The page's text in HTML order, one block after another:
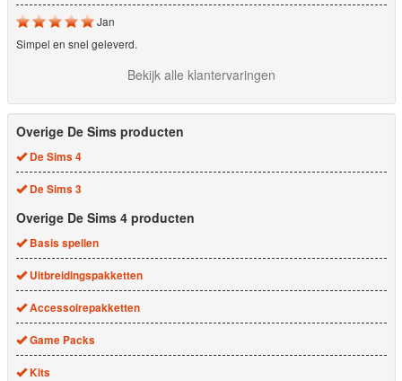
Jan
Simpel en snel geleverd.
Bekijk alle klantervaringen
Overige De Sims producten
De Sims 4
De Sims 3
Overige De Sims 4 producten
Basis spellen
Uitbreidingspakketten
Accessoirepakketten
Game Packs
Kits